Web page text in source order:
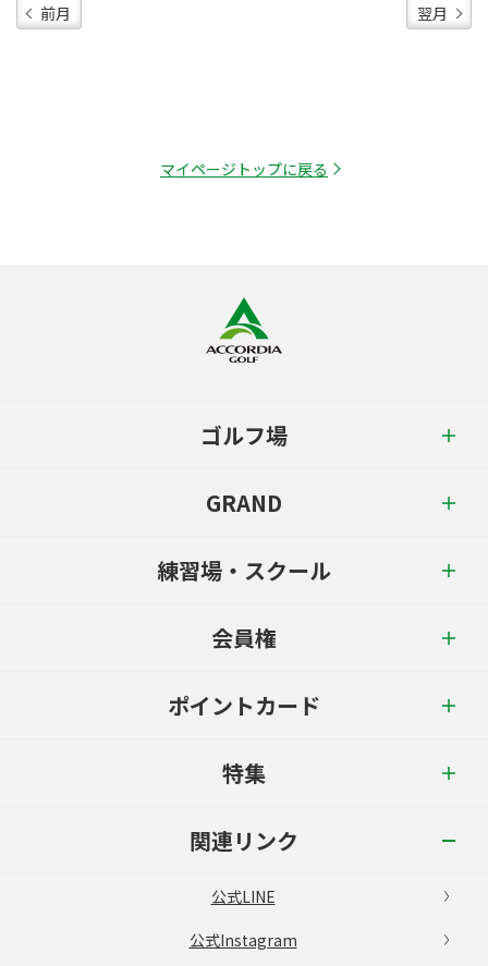
前月 翌月
マイページトップに戻る
ゴルフ場
GRAND
練習場・スクール
会員権
ポイントカード
特集
関連リンク
公式LINE
公式Instagram